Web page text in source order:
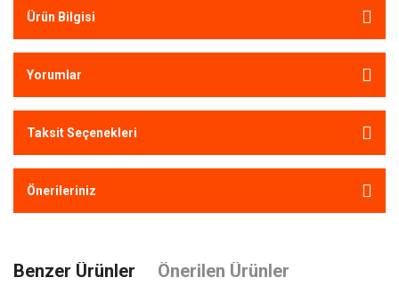
Ürün Bilgisi
Yorumlar
Taksit Seçenekleri
Önerileriniz
Benzer Ürünler Önerilen Ürünler